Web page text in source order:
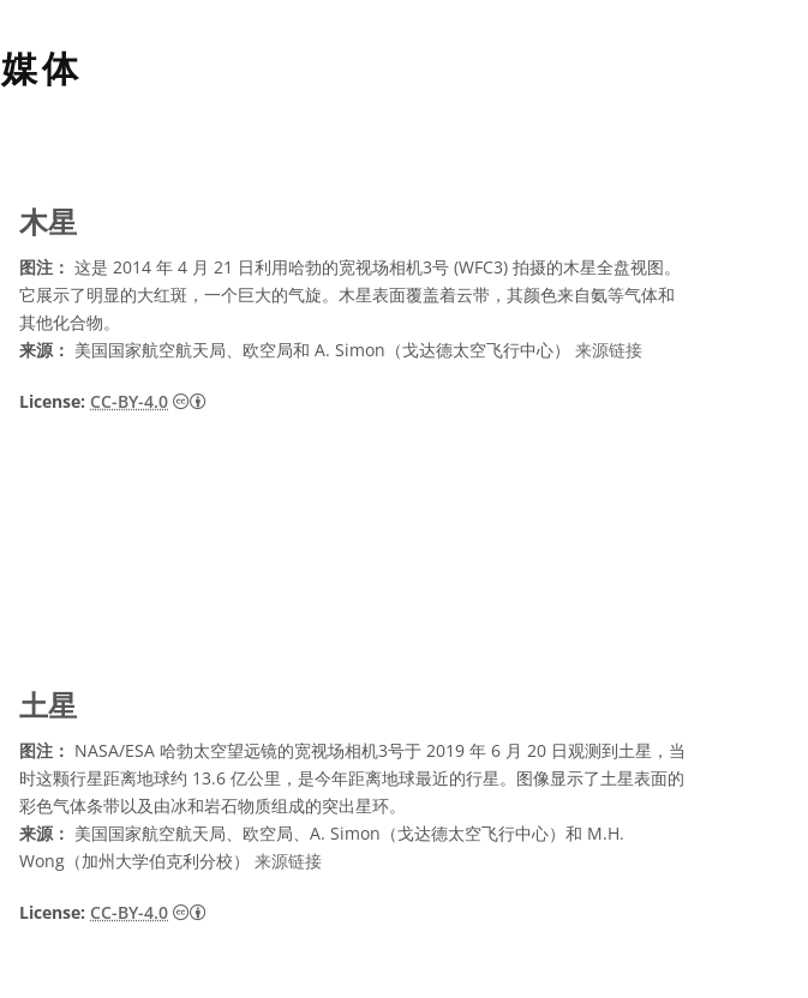
体
木星
图注： 这是 2014 年 4 月 21 日利用哈勃的宽视场相机3号 (WFC3) 拍摄的木星全盘视图。
它展示了明显的大红斑，一个巨大的气旋。木星表面覆盖着云带，其颜色来自氨等气体和
其他化合物。
来源： 美国国家航空航天局、欧空局和 A. Simon（戈达德太空飞行中心） 来源链接
License: CC-BY-4.0 知识共享许可协议 署名 4.0 国际 (CC BY 4.0) 图标
土星
图注： NASA/ESA 哈勃太空望远镜的宽视场相机3号于 2019 年 6 月 20 日观测到土星，当
时这颗行星距离地球约 13.6 亿公里，是今年距离地球最近的行星。图像显示了土星表面的
彩色气体条带以及由冰和岩石物质组成的突出星环。
来源： 美国国家航空航天局、欧空局、A. Simon（戈达德太空飞行中心）和 M.H.
Wong（加州大学伯克利分校） 来源链接
License: CC-BY-4.0 知识共享许可协议 署名 4.0 国际 (CC BY 4.0) 图标